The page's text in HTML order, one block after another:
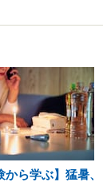
から学ぶ】猛暑、